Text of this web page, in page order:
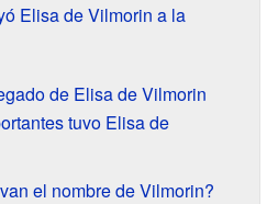
Elisa de Vilmorin a la
de Elisa de Vilmorin
tuvo Elisa de
el nombre de Vilmorin?